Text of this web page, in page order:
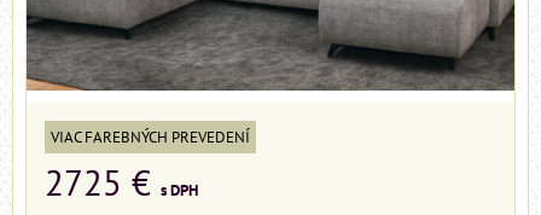
VIAC FAREBNÝCH PREVEDENÍ
2725 € s DPH